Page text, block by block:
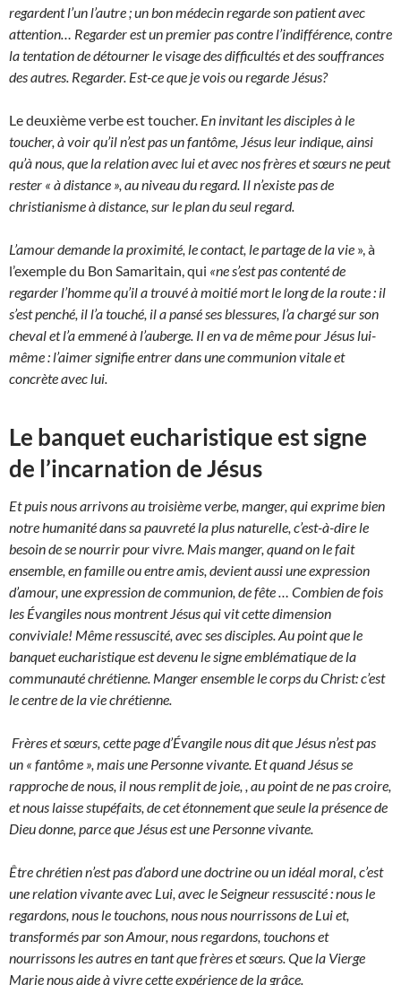
regardent l’un l’autre ; un bon médecin regarde son patient avec
attention… Regarder est un premier pas contre l’indifférence, contre
la tentation de détourner le visage des difficultés et des souffrances
des autres. Regarder. Est-ce que je vois ou regarde Jésus?
Le deuxième verbe est toucher. En invitant les disciples à le
toucher, à voir qu’il n’est pas un fantôme, Jésus leur indique, ainsi
qu’à nous, que la relation avec lui et avec nos frères et sœurs ne peut
rester « à distance », au niveau du regard. Il n’existe pas de
christianisme à distance, sur le plan du seul regard.
L’amour demande la proximité, le contact, le partage de la vie », à
l’exemple du Bon Samaritain, qui «ne s’est pas contenté de
regarder l’homme qu’il a trouvé à moitié mort le long de la route : il
s’est penché, il l’a touché, il a pansé ses blessures, l’a chargé sur son
cheval et l’a emmené à l’auberge. Il en va de même pour Jésus lui-
même : l’aimer signifie entrer dans une communion vitale et
concrète avec lui.
Le banquet eucharistique est signe
de l’incarnation de Jésus
Et puis nous arrivons au troisième verbe, manger, qui exprime bien
notre humanité dans sa pauvreté la plus naturelle, c’est-à-dire le
besoin de se nourrir pour vivre. Mais manger, quand on le fait
ensemble, en famille ou entre amis, devient aussi une expression
d’amour, une expression de communion, de fête … Combien de fois
les Évangiles nous montrent Jésus qui vit cette dimension
conviviale! Même ressuscité, avec ses disciples. Au point que le
banquet eucharistique est devenu le signe emblématique de la
communauté chrétienne. Manger ensemble le corps du Christ: c’est
le centre de la vie chrétienne.
Frères et sœurs, cette page d’Évangile nous dit que Jésus n’est pas
un « fantôme », mais une Personne vivante. Et quand Jésus se
rapproche de nous, il nous remplit de joie, , au point de ne pas croire,
et nous laisse stupéfaits, de cet étonnement que seule la présence de
Dieu donne, parce que Jésus est une Personne vivante.
Être chrétien n’est pas d’abord une doctrine ou un idéal moral, c’est
une relation vivante avec Lui, avec le Seigneur ressuscité : nous le
regardons, nous le touchons, nous nous nourrissons de Lui et,
transformés par son Amour, nous regardons, touchons et
nourrissons les autres en tant que frères et sœurs. Que la Vierge
Marie nous aide à vivre cette expérience de la grâce.